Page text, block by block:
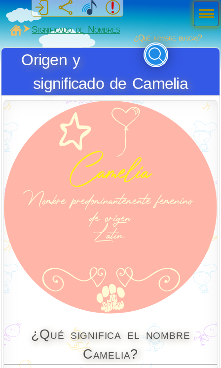
MiSabueso
Significado de Nombres
¿Qué nombre buscas?
Origen y
significado de Camelia
¿Qué significa el nombre
Camelia?
Men
ú